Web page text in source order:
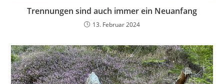
Trennungen sind auch immer ein Neuanfang
13. Februar 2024